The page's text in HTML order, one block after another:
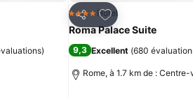
favoris
)
Partager
Ajouter à mes
4 ÉtoilesHotel
Roma Palace Suite
9,3 Excellent (680
Rome, à 1.7 km de :